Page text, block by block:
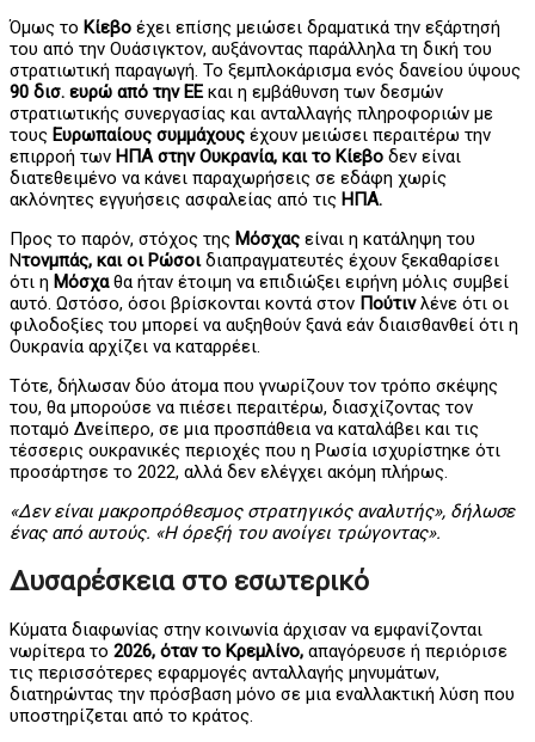
Όμως το Κίεβο έχει επίσης μειώσει δραματικά την εξάρτησή
του από την Ουάσιγκτον, αυξάνοντας παράλληλα τη δική του
στρατιωτική παραγωγή. Το ξεμπλοκάρισμα ενός δανείου ύψους
90 δισ. ευρώ από την ΕΕ και η εμβάθυνση των δεσμών
στρατιωτικής συνεργασίας και ανταλλαγής πληροφοριών με
τους Ευρωπαίους συμμάχους έχουν μειώσει περαιτέρω την
επιρροή των ΗΠΑ στην Ουκρανία, και το Κίεβο δεν είναι
διατεθειμένο να κάνει παραχωρήσεις σε εδάφη χωρίς
ακλόνητες εγγυήσεις ασφαλείας από τις ΗΠΑ.
Προς το παρόν, στόχος της Μόσχας είναι η κατάληψη του
Ντονμπάς, και οι Ρώσοιδιαπραγματευτές έχουν ξεκαθαρίσει
ότι η Μόσχαθα ήταν έτοιμη να επιδιώξει ειρήνη μόλις συμβεί
αυτό. Ωστόσο, όσοι βρίσκονται κοντά στον Πούτινλένε ότι οι
φιλοδοξίες του μπορεί να αυξηθούν ξανά εάν διαισθανθεί ότι η
Ουκρανία αρχίζει να καταρρέει.
Τότε, δήλωσαν δύο άτομα που γνωρίζουν τον τρόπο σκέψης
του, θα μπορούσε να πιέσει περαιτέρω, διασχίζοντας τον
ποταμό Δνείπερο, σε μια προσπάθεια να καταλάβει και τις
τέσσερις ουκρανικές περιοχές που η Ρωσία ισχυρίστηκε ότι
προσάρτησε το 2022, αλλά δεν ελέγχει ακόμη πλήρως.
«Δεν είναι μακροπρόθεσμος στρατηγικός αναλυτής», δήλωσε
ένας από αυτούς. «Η όρεξή του ανοίγει τρώγοντας».
Δυσαρέσκεια στο εσωτερικό
Κύματα διαφωνίας στην κοινωνία άρχισαν να εμφανίζονται
νωρίτερα το 2026, όταν το Κρεμλίνο, απαγόρευσε ή περιόρισε
τις περισσότερες εφαρμογές ανταλλαγής μηνυμάτων,
διατηρώντας την πρόσβαση μόνο σε μια εναλλακτική λύση που
υποστηρίζεται από το κράτος.